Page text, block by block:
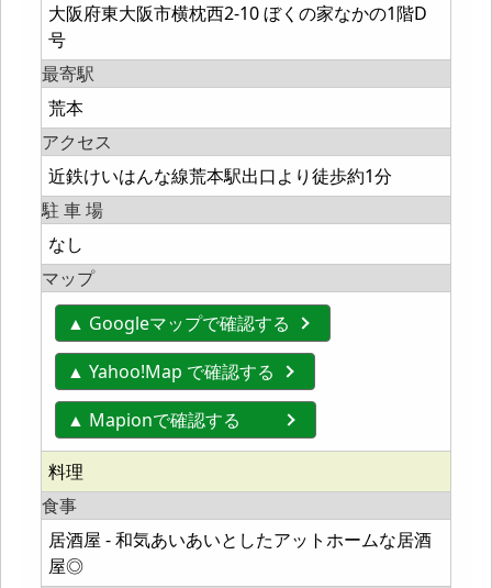
大阪府東大阪市横枕西2-10 ぼくの家なかの1階D
号
最寄駅
荒本
アクセス
近鉄けいはんな線荒本駅出口より徒歩約1分
駐 車 場
なし
マップ
▲ Googleマップで確認する
▲ Yahoo!Map で確認する
▲ Mapionで確認する
料理
食事
居酒屋 - 和気あいあいとしたアットホームな居酒
屋◎